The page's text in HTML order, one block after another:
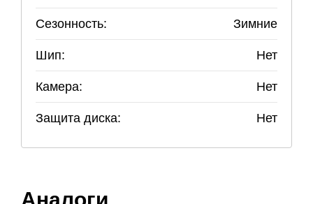
Сезонность: Зимние
Шип: Нет
Камера: Нет
Защита диска: Нет
Аналоги